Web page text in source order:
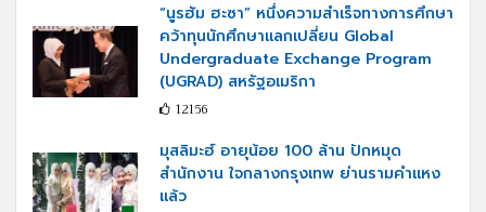
“นูรฮัม ฮะซา” หนึ่งความสำเร็จทางการศึกษา
คว้าทุนนักศึกษาแลกเปลี่ยน Global
Undergraduate Exchange Program
(UGRAD) สหรัฐอเมริกา
12156
มุสลิมะฮ์ อายุน้อย 100 ล้าน ปักหมุด
สำนักงาน ใจกลางกรุงเทพ ย่านรามคำแหง
แล้ว